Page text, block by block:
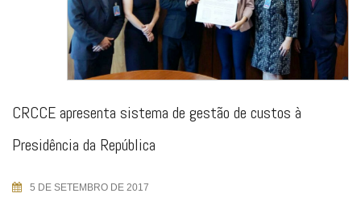
CRCCE apresenta sistema de gestão de custos à
Presidência da República
5 DE SETEMBRO DE 2017